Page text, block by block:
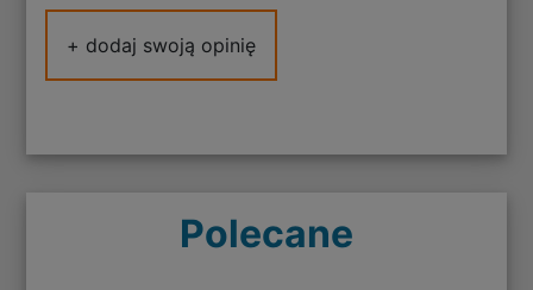
+ dodaj swoją opinię
Polecane